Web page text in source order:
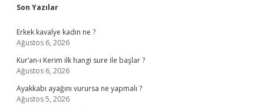
Sidebar
Son Yazılar
Erkek kavalye kadın ne ?
Ağustos 6, 2026
Kur’an-ı Kerim ilk hangi sure ile başlar ?
Ağustos 6, 2026
Ayakkabı ayağını vurursa ne yapmalı ?
Ağustos 5, 2026